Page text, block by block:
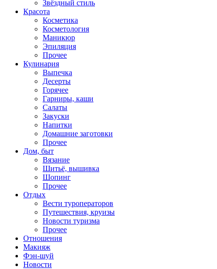
Звёздный стиль
Красота
Косметика
Косметология
Маникюр
Эпиляция
Прочее
Кулинария
Выпечка
Десерты
Горячее
Гарниры, каши
Салаты
Закуски
Напитки
Домашние заготовки
Прочее
Дом, быт
Вязание
Шитьё, вышивка
Шопинг
Прочее
Отдых
Вести туроператоров
Путешествия, круизы
Новости туризма
Прочее
Отношения
Макияж
Фэн-шуй
Новости